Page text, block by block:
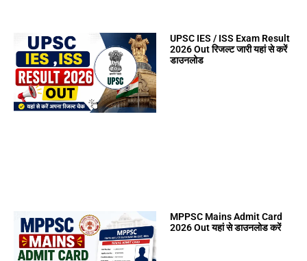
UPSC IES / ISS Exam Result
2026 Out रिजल्ट जारी यहां से करें
डाउनलोड
MPPSC Mains Admit Card
2026 Out यहां से डाउनलोड करें